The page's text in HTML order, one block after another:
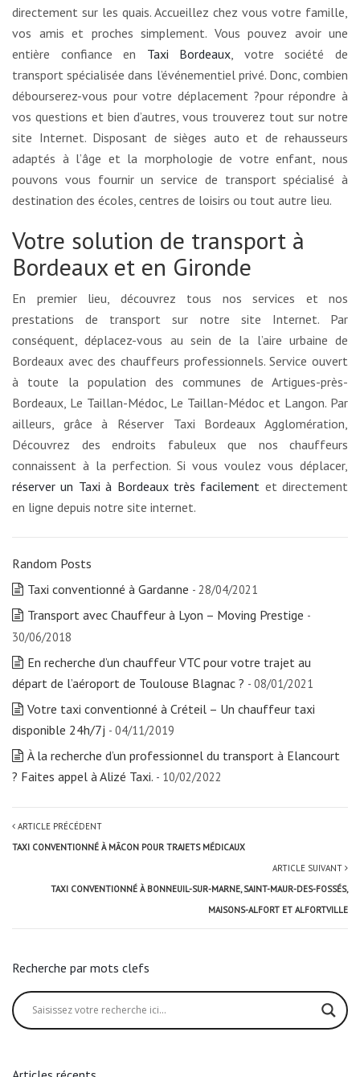
directement sur les quais. Accueillez chez vous votre famille,
vos amis et proches simplement. Vous pouvez avoir une
entière confiance en Taxi Bordeaux , votre société de
transport spécialisée dans l’événementiel privé. Donc, combien
débourserez-vous pour votre déplacement ?pour répondre à
vos questions et bien d’autres, vous trouverez tout sur notre
site Internet. Disposant de sièges auto et de rehausseurs
adaptés à l’âge et la morphologie de votre enfant, nous
pouvons vous fournir un service de transport spécialisé à
destination des écoles, centres de loisirs ou tout autre lieu.
Votre solution de transport à
Bordeaux et en Gironde
En premier lieu, découvrez tous nos services et nos
prestations de transport sur notre site Internet. Par
conséquent, déplacez-vous au sein de la l’aire urbaine de
Bordeaux avec des chauffeurs professionnels. Service ouvert
à toute la population des communes de Artigues-près-
Bordeaux, Le Taillan-Médoc, Le Taillan-Médoc et Langon. Par
ailleurs, grâce à Réserver Taxi Bordeaux Agglomération,
Découvrez des endroits fabuleux que nos chauffeurs
connaissent à la perfection. Si vous voulez vous déplacer,
réserver un Taxi à Bordeaux très facilement et directement
en ligne depuis notre site internet.
Random Posts
Taxi conventionné à Gardanne - 28/04/2021
Transport avec Chauffeur à Lyon – Moving Prestige -
30/06/2018
En recherche d’un chauffeur VTC pour votre trajet au
départ de l’aéroport de Toulouse Blagnac ? - 08/01/2021
Votre taxi conventionné à Créteil – Un chauffeur taxi
disponible 24h/7j - 04/11/2019
À la recherche d’un professionnel du transport à Elancourt
? Faites appel à Alizé Taxi. - 10/02/2022
ARTICLE PRÉCÉDENT
TAXI CONVENTIONNÉ À MÂCON POUR TRAJETS MÉDICAUX
ARTICLE SUIVANT
TAXI CONVENTIONNÉ À BONNEUIL-SUR-MARNE, SAINT-MAUR-DES-FOSSÉS,
MAISONS-ALFORT ET ALFORTVILLE
Recherche par mots clefs